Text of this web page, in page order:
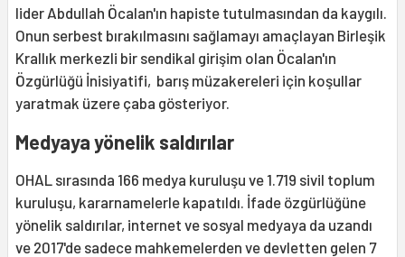
lider Abdullah Öcalan'ın hapiste tutulmasından da kaygılı.
Onun serbest bırakılmasını sağlamayı amaçlayan Birleşik
Krallık merkezli bir sendikal girişim olan Öcalan'ın
Özgürlüğü İnisiyatifi, barış müzakereleri için koşullar
yaratmak üzere çaba gösteriyor.
Medyaya yönelik saldırılar
OHAL sırasında 166 medya kuruluşu ve 1.719 sivil toplum
kuruluşu, kararnamelerle kapatıldı. İfade özgürlüğüne
yönelik saldırılar, internet ve sosyal medyaya da uzandı
ve 2017'de sadece mahkemelerden ve devletten gelen 7